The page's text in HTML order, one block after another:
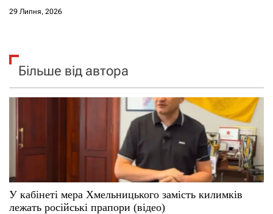
29 Липня, 2026
Більше від автора
У кабінеті мера Хмельницького замість килимків
лежать російські прапори (відео)